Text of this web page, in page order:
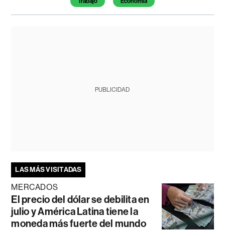
PUBLICIDAD
LAS MÁS VISITADAS
MERCADOS
El precio del dólar se debilita en
julio y América Latina tiene la
moneda más fuerte del mundo